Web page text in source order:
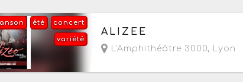
concert
été
variété
Le samedi 12 septembre 2026
ALIZEE
L'Amphithéâtre 3000, Lyon